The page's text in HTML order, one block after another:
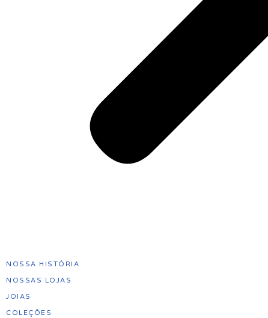
NOSSA HISTÓRIA
NOSSAS LOJAS
JOIAS
COLEÇÕES